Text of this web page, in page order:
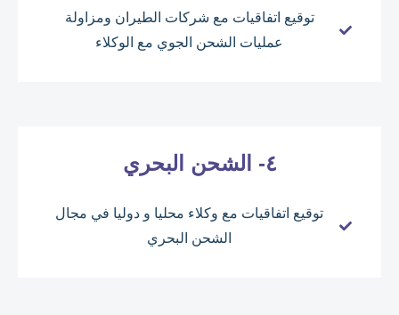
توقيع اتفاقيات مع شركات الطيران ومزاولة
عمليات الشحن الجوي مع الوكلاء
توقيع اتفاقيات مع وكلاء محليا و دوليا في مجال
الشحن البحري